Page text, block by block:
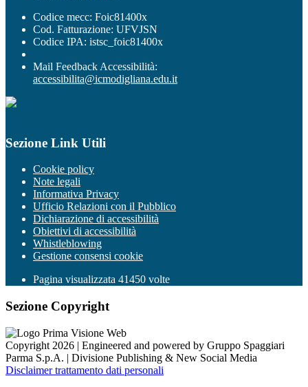
Codice mecc: Foic81400x
Cod. Fatturazione: UFVJSN
Codice IPA: istsc_foic81400x
Mail Feedback Accessibilità:
accessibilita@icmodigliana.edu.it
Sezione Link Utili
Cookie policy
Note legali
Informativa Privacy
Ufficio Relazioni con il Pubblico
Dichiarazione di accessibilità
Obiettivi di accessibilità
Whistleblowing
Gestione consensi cookie
Pagina visualizzata 41450 volte
Sezione Copyright
Copyright 2026 | Engineered and powered by Gruppo Spaggiari
Parma S.p.A. | Divisione Publishing & New Social Media
Disclaimer trattamento dati personali